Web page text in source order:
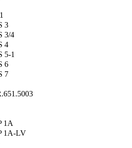
3
3/4
4
5-1
6
7
1A
1A-LV